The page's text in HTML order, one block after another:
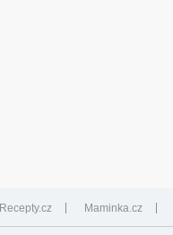
Recepty.cz Maminka.cz